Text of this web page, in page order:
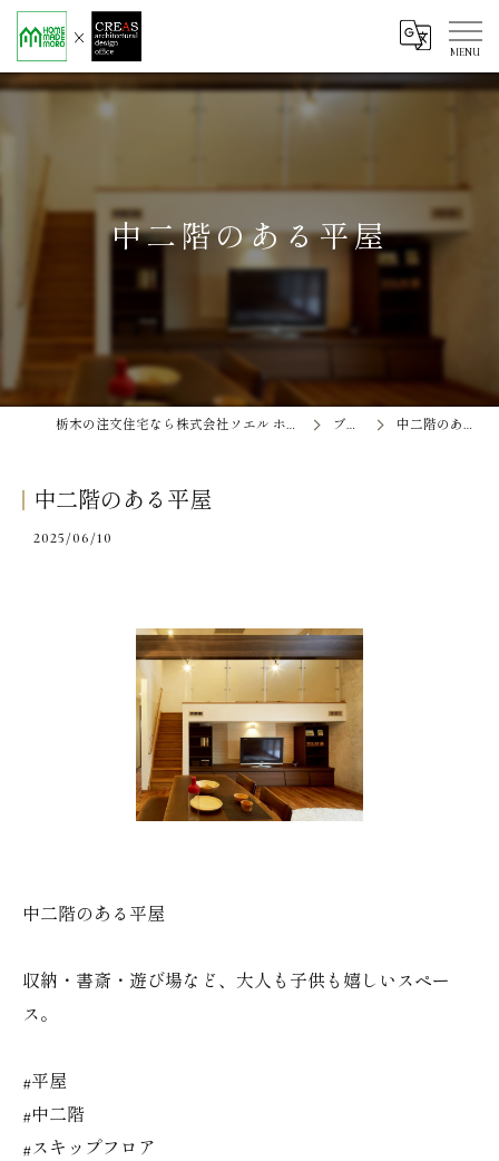
中二階のある平屋
栃木の注文住宅なら株式会社ソエル ホームメイド茂呂 ブログ 中二階のある平屋
中二階のある平屋
2025/06/10
中二階のある平屋
収納・書斎・遊び場など、大人も子供も嬉しいスペー
ス。
#平屋
#中二階
#スキップフロア